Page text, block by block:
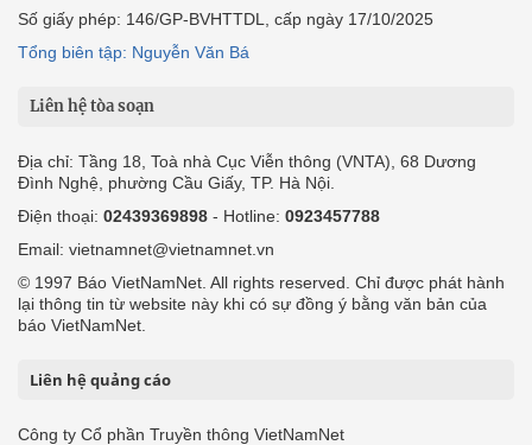
Số giấy phép: 146/GP-BVHTTDL, cấp ngày 17/10/2025
Tổng biên tập: Nguyễn Văn Bá
Liên hệ tòa soạn
Địa chỉ: Tầng 18, Toà nhà Cục Viễn thông (VNTA), 68 Dương
Đình Nghệ, phường Cầu Giấy, TP. Hà Nội.
Điện thoại: 02439369898 - Hotline: 0923457788
Email: vietnamnet@vietnamnet.vn
© 1997 Báo VietNamNet. All rights reserved. Chỉ được phát hành
lại thông tin từ website này khi có sự đồng ý bằng văn bản của
báo VietNamNet.
Liên hệ quảng cáo
Công ty Cổ phần Truyền thông VietNamNet